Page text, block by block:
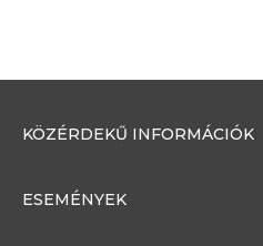
KÖZÉRDEKŰ INFORMÁCIÓK
ESEMÉNYEK